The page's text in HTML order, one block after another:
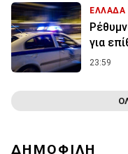
ΕΛΛΑΔΑ
για
23:59
ΔΗΜΟΦΙΛΗ